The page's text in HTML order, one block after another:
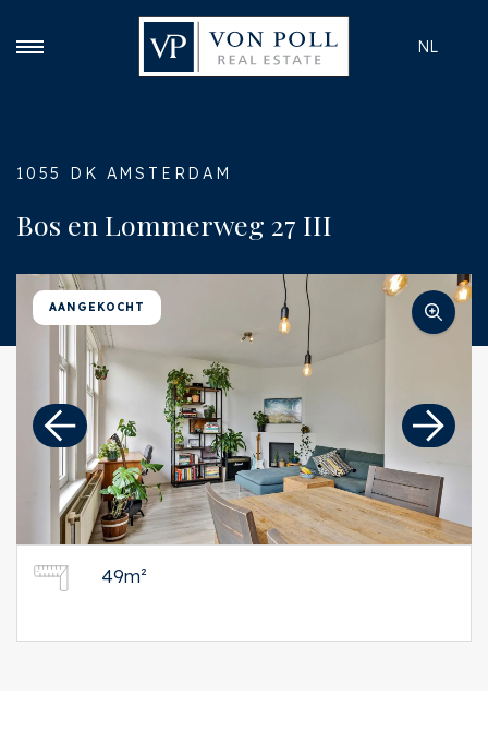
NL
1055 DK AMSTERDAM
Bos en Lommerweg 27 III
AANGEKOCHT
49m²